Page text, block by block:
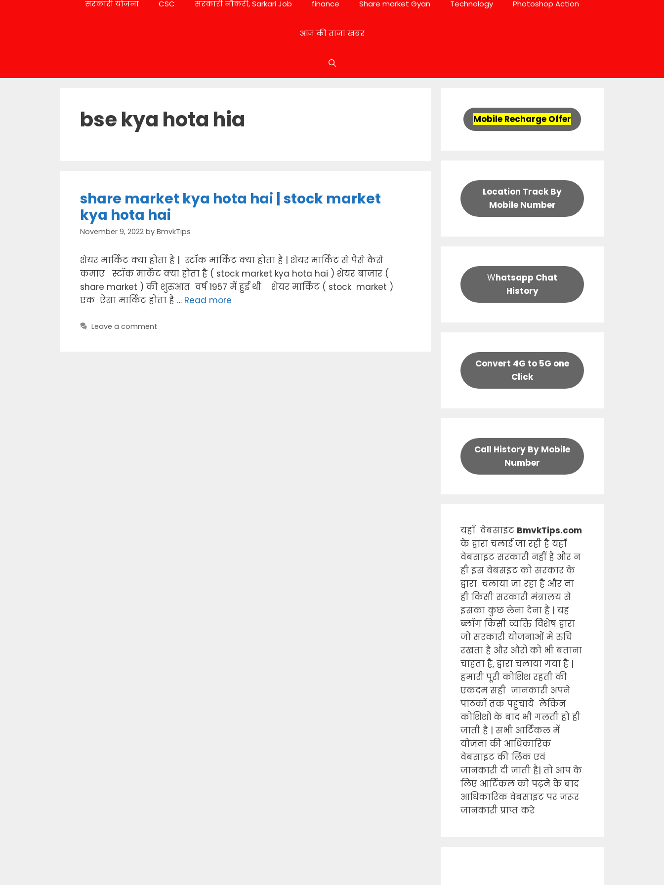
सरकारी योजना CSC सरकारी नौकरी, Sarkari Job finance Share market Gyan Technology Photoshop Action
आज की ताजा खबर
bse kya hota hia
share market kya hota hai | stock market
kya hota hai
November 9, 2022 by BmvkTips
शेयर मार्किट क्या होता है | स्टॉक मार्किट क्या होता है | शेयर मार्किट से पैसे कैसे
कमाए स्टॉक मार्केट क्या होता है ( stock market kya hota hai ) शेयर बाजार (
share market ) की शुरुआत वर्ष 1957 में हुई थी शेयर मार्किट ( stock market )
एक ऐसा मार्किट होता है … Read more
Leave a comment
Mobile Recharge Offer
Location Track By
Mobile Number
Whatsapp Chat
History
Convert 4G to 5G one
Click
Call History By Mobile
Number
यहाँ वेबसाइट BmvkTips.com
के द्वारा चलाई जा रही है यहाँ
वेबसाइट सरकारी नहीं है और न
ही इस वेबसइट को सरकार के
द्वारा चलाया जा रहा है और ना
ही किसी सरकारी मंत्रालय से
इसका कुछ लेना देना है | यह
ब्लॉग किसी व्यक्ति विशेष द्वारा
जो सरकारी योजनाओं में रुचि
रखता है और औरों को भी बताना
चाहता है, द्वारा चलाया गया है |
हमारी पूरी कोशिश रहती की
एकदम सही जानकारी अपने
पाठकों तक पहुचाये लेकिन
कोशिशों के बाद भी गलती हो ही
जाती है | सभी आर्टिकल में
योजना की आधिकारिक
वेबसाइट की लिंक एवं
जानकारी दी जाती है| तो आप के
लिए आर्टिकल को पढ़ने के बाद
आधिकारिक वेबसाइट पर जरूर
जानकारी प्राप्त करे